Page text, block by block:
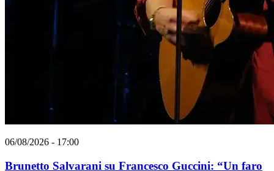
06/08/2026 - 17:00
Brunetto Salvarani su Francesco Guccini: “Un faro